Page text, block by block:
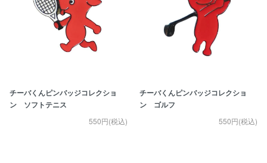
チーバくんピンバッジコレクショ
ン ソフトテニス
550円(税込)
チーバくんピンバッジコレクショ
ン ゴルフ
550円(税込)